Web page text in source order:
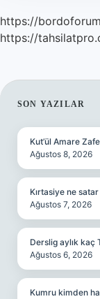
https://
https://
SON YAZILAR
Kut’ül Amare
Ağustos 8, 2026
Kırtasiye ne satar
Ağustos 7, 2026
Derslig aylık kaç
Ağustos 6, 2026
Kumru kimden